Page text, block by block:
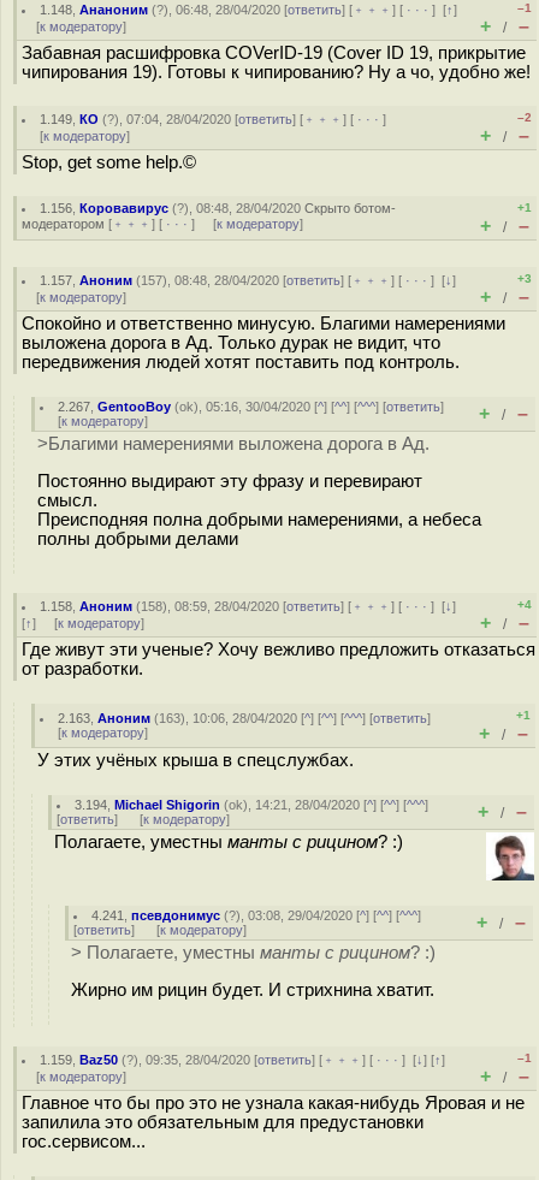
1.148 ,Ананоним (?), 06:48, 28/04/2020 [ответить] [ ﹢﹢﹢] [ · · ·][↑]
[к модератору]
–1
+ / –
Забавная расшифровка COVerID-19 (Cover ID 19, прикрытие
чипирования 19). Готовы к чипированию? Ну а чо, удобно же!
1.149 ,КО (?), 07:04, 28/04/2020 [ответить] [ ﹢﹢﹢] [ · · ·]
[к модератору]
–2
+ / –
Stop, get some help.©
1.156 ,Коровавирус (?), 08:48, 28/04/2020Скрыто ботом-
модератором [ ﹢﹢﹢ ] [ · · · ] [к модератору]
+1
+ / –
1.157 ,Аноним (157), 08:48, 28/04/2020 [ответить] [ ﹢﹢﹢] [ · · ·][↓]
[к модератору]
+3
+ / –
Спокойно и ответственно минусую. Благими намерениями
выложена дорога в Ад. Только дурак не видит, что
передвижения людей хотят поставить под контроль.
2.267 ,GentooBoy (ok), 05:16, 30/04/2020 [^] [^^] [^^^] [ответить]
[к модератору] + / –
>Благими намерениями выложена дорога в Ад.
Постоянно выдирают эту фразу и перевирают
смысл.
Преисподняя полна добрыми намерениями, а небеса
полны добрыми делами
1.158 ,Аноним (158), 08:59, 28/04/2020 [ответить] [ ﹢﹢﹢] [ · · ·][↓]
[↑] [к модератору]
+4
+ / –
Где живут эти ученые? Хочу вежливо предложить отказаться
от разработки.
2.163 ,Аноним (163), 10:06, 28/04/2020 [^] [^^] [^^^] [ответить]
[к модератору]
+1
+ / –
У этих учёных крыша в спецслужбах.
3.194 ,Michael Shigorin (ok), 14:21, 28/04/2020 [^] [^^] [^^^]
[ответить] [к модератору] + / –
Полагаете, уместны манты с рицином? :)
4.241 ,псевдонимус (?), 03:08, 29/04/2020 [^] [^^] [^^^]
[ответить] [к модератору] + / –
> Полагаете, уместны манты с рицином? :)
Жирно им рицин будет. И стрихнина хватит.
1.159 ,Baz50 (?), 09:35, 28/04/2020 [ответить] [ ﹢﹢﹢] [ · · ·][↓] [↑]
[к модератору]
–1
+ / –
Главное что бы про это не узнала какая-нибудь Яровая и не
запилила это обязательным для предустановки
гос.сервисом...